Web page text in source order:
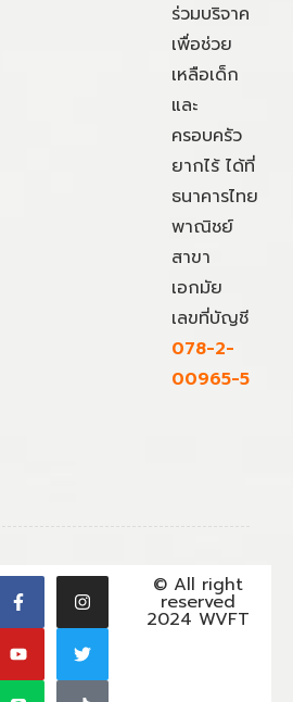
ร่วมบริจาค
เพื่อช่วย
เหลือเด็ก
และ
ครอบครัว
ยากไร้ ได้ที่
ธนาคารไทย
พาณิชย์
สาขา
เอกมัย
เลขที่บัญชี
078-2-
00965-5
© All right
reserved
2024 WVFT